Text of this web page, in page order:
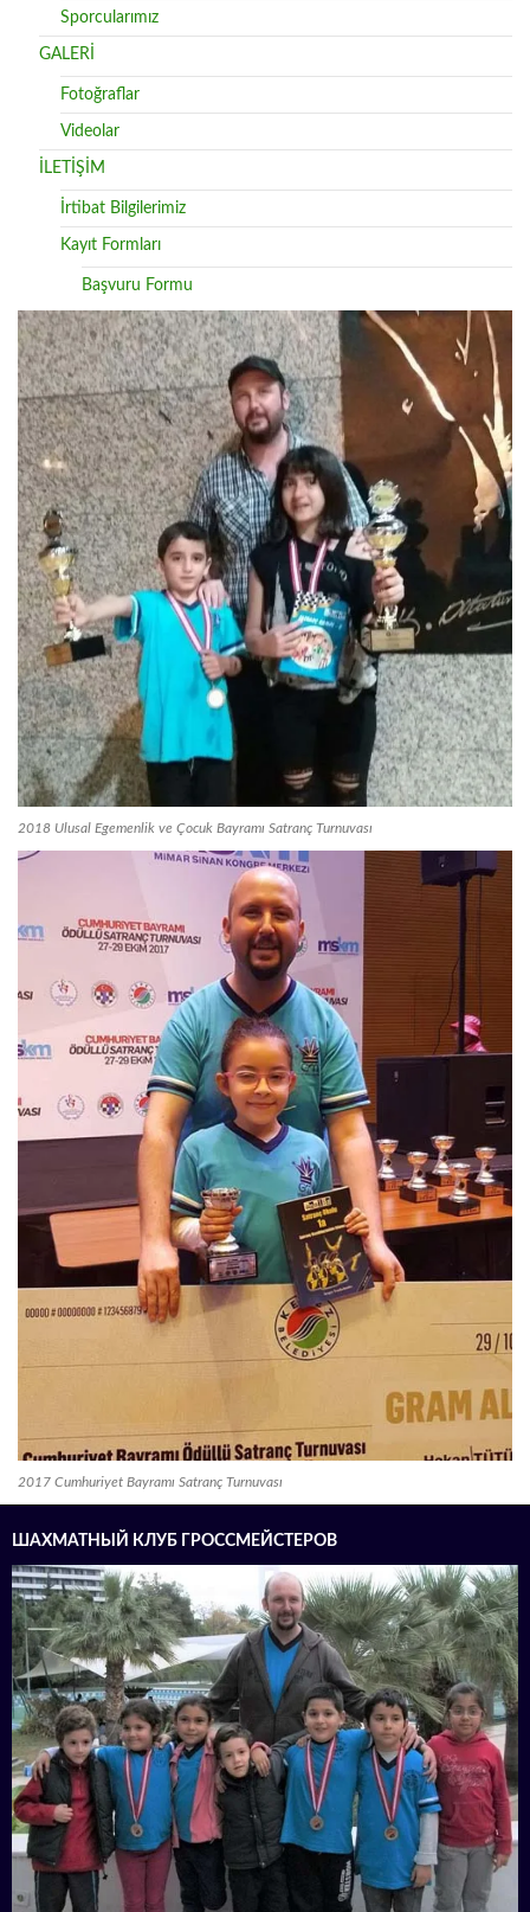
Sporcularımız
GALERİ
Fotoğraflar
Videolar
İLETİŞİM
İrtibat Bilgilerimiz
Kayıt Formları
Başvuru Formu
2018 Ulusal Egemenlik ve Çocuk Bayramı Satranç Turnuvası
2017 Cumhuriyet Bayramı Satranç Turnuvası
ШАХМАТНЫЙ КЛУБ ГРОССМЕЙСТЕРОВ